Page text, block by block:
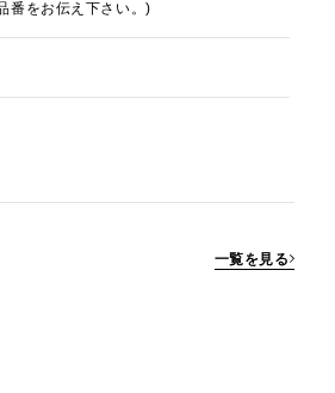
番をお伝え下さい。)
一覧を見る